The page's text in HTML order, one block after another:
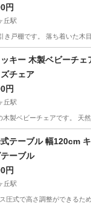
円
丘駅
き戸棚です。 落ち着いた木
ヶ丘駅 収納家具
キー 木製ベビーチ
チェア
円
丘駅
木製ベビーチェアです。 天
ヶ丘駅 ベビー用品
テーブル 幅120cm
ーブル
円
丘駅
圧式で高さ調整ができるた